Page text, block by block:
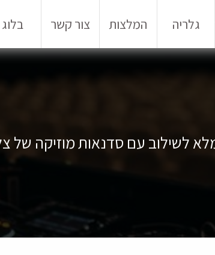
גלריה המלצות צור קשר בלוג